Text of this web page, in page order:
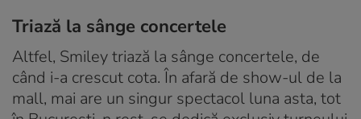
Triază la sânge concertele
Altfel, Smiley triază la sânge concertele, de
când i-a crescut cota. În afară de show-ul de la
mall, mai are un singur spectacol luna asta, tot